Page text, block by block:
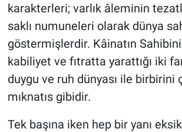
karakterleri; varlık âleminin
saklı numuneleri olarak dünya
göstermişlerdir. Kâinatın
kabiliyet ve fıtratta yarattığı iki
duygu ve ruh dünyası ile birbirini
mıknatıs gibidir.
Tek başına iken hep bir yanı